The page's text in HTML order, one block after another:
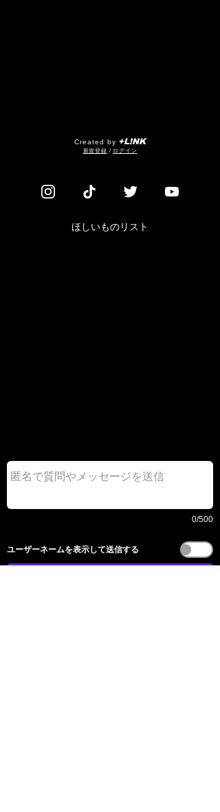
Created by +L!NK
​新規登録 / ログイン
ほしいものリスト
0/500
​ユーザーネームを表示して送信する